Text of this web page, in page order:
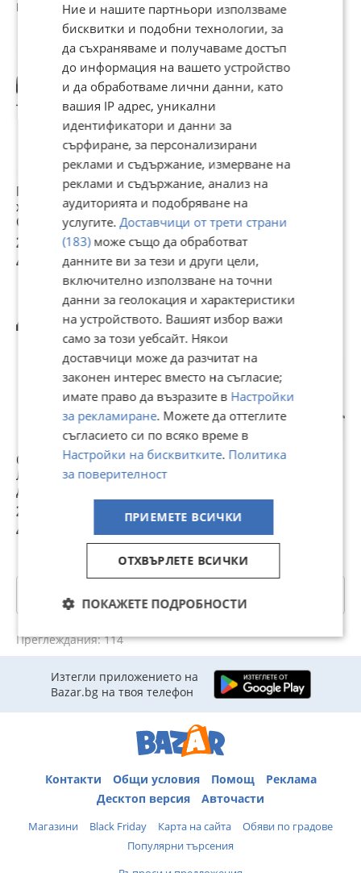
Цветова температура: 6500k
Цвят на халогена: Бял.
Интензитет на светлината: 5000lm (лумена)
Работна температура: -40°C до +70°C.
Материал: алуминиева сплав, PC прозрачна леща
Водоустойчивост: IP67
Kомплект винтове и гайки за монтаж на халогена.
Размери : 253х125мм
Препоръчани за теб
Мощен Диоден
халоген фар 16
СМ 5' инча кръгъл
LED Боен Фар
12/24V
24,54 €
48 лв
LED Халоген /
Работна лампа 12-
24V – T241
23,01 €
45 лв
Диоден халоген
2027 с аварийна
светлина
22,50 €
44,01 лв
Другите разглеждат също
Стоп к-т диоден
ЛЕД 5 светлини с
динамичен мигач
24V
24,99 €
48,88 лв
Халоген за
мотоциклет 12-
23 €
44,98 лв
1бр. Диоден ЛЕД
25 €
48,90 лв
Категории
Преглеждания: 114
Изтегли приложението на
Bazar.bg на твоя телефон
Контакти Общи условия Помощ
Реклама
Десктоп версия
Авточасти
Магазини Black Friday Карта на сайта
Обяви по градове
Популярни търсения
Ние и нашите партньори използваме
бисквитки и подобни технологии, за
да съхраняваме и получаваме достъп
до информация на вашето устройство
и да обработваме лични данни, като
вашия IP адрес, уникални
идентификатори и данни за
сърфиране, за персонализирани
реклами и съдържание, измерване на
реклами и съдържание, анализ на
аудиторията и подобряване на
услугите.Доставчици от трети страни
(183)може също да обработват
данните ви за тези и други цели,
включително използване на точни
данни за геолокация и характеристики
на устройството. Вашият избор важи
само за този уебсайт. Някои
доставчици може да разчитат на
законен интерес вместо на съгласие;
имате право да възразите в Настройки
за рекламиране. Можете да оттеглите
съгласието си по всяко време в
Настройки на бисквитките. Политика
за поверителност
ПРИЕМЕТЕ ВСИЧКИ
ОТХВЪРЛЕТЕ ВСИЧКИ
ПОКАЖЕТЕ ПОДРОБНОСТИ